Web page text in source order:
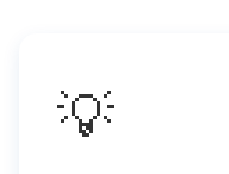
💡